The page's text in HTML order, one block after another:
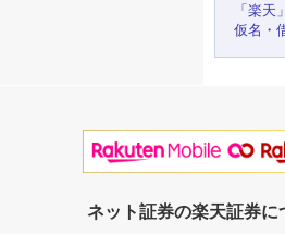
「楽
仮名・
ネット証券の楽天証券に